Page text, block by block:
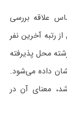
علاقه بررسی
رتبه آخرین نفر
محل پذیرفته
داده می‌شود.
معنای آن در